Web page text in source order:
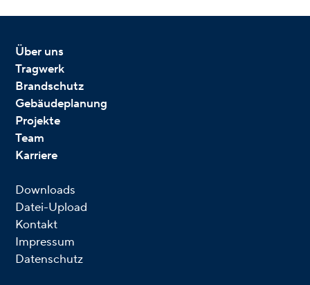
Über uns
Tragwerk
Brandschutz
Gebäudeplanung
Projekte
Team
Karriere
Downloads
Datei-Upload
Kontakt
Impressum
Datenschutz